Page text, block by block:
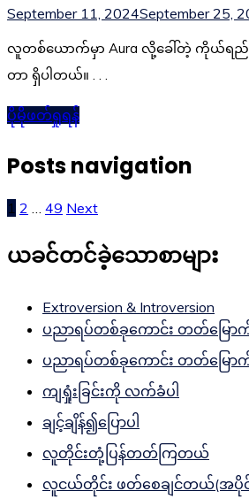
September 11, 2024September 25,
လူတစ်ယောက်မှာ Aura လို့ခေါ်တဲ့ ကိုယ်ရည်
တာ ရှိပါတယ်။ . . .
ပိုမိုဖတ်ရှုရန်
Posts navigation
1 2 49 Next
ယခင်တင်ခဲ့သောစာများ
Extroversion & Introversion
ပညာရပ်တစ်ခုကောင်း တတ်မြောက်
ပညာရပ်တစ်ခုကောင်း တတ်မြောက်
ကျရှုံးခြင်းကို လက်ခံပါ
ချင့်ချိန်၍ပြောပါ
လူတိုင်းတုံ့ပြန်တတ်ကြတယ်
လူငယ်တိုင်း ဖတ်စေချင်တယ်(အပိုင်